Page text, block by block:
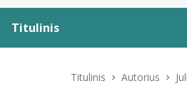
Titulinis
Titulinis Autorius